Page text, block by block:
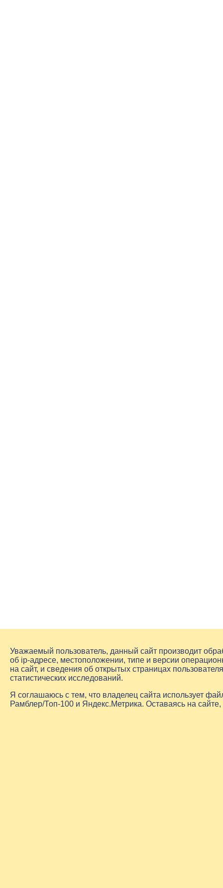
Уважаемый пользователь, данный сайт производит
об ip-адресе, местоположении, типе и версии
на сайт, и сведения об открытых страницах
статистических исследований.
Я соглашаюсь с тем, что владелец сайта использует
Рамблер/Топ-100 и Яндекс.Метрика. Оставаясь на